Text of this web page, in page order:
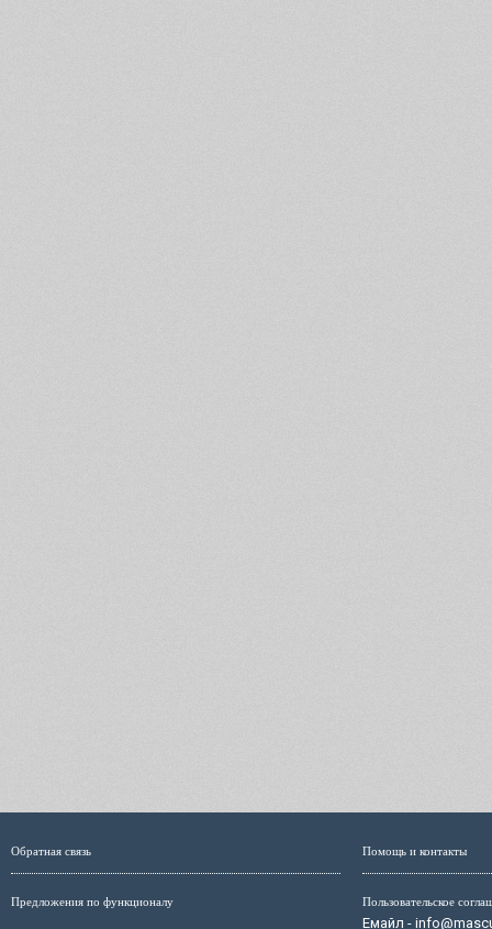
Обратная связь
Предложения по функционалу
Помощь и контакты
Пользовательское
Емайл -